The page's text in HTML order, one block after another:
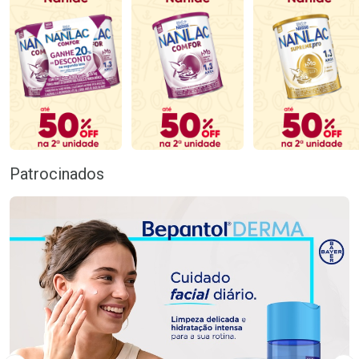
Patrocinados